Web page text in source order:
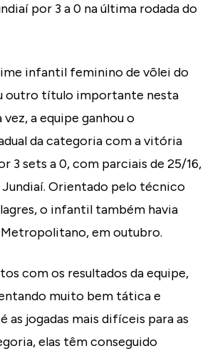
por 3 a 0 na última rodada do
infantil feminino de vôlei do
outro título importante nesta
a equipe ganhou o
da categoria com a vitória
3 sets a 0, com parciais de 25/16,
Jundiaí. Orientado pelo técnico
o infantil também havia
em outubro.
com os resultados da equipe,
muito bem tática e
as jogadas mais difíceis para as
elas têm conseguido